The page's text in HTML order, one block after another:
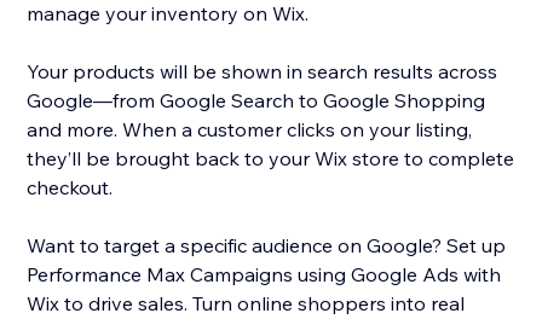
manage your inventory on Wix.
Your products will be shown in search results across
Google—from Google Search to Google Shopping
and more. When a customer clicks on your listing,
they’ll be brought back to your Wix store to complete
checkout.
Want to target a specific audience on Google? Set up
Performance Max Campaigns using Google Ads with
Wix to drive sales. Turn online shoppers into real